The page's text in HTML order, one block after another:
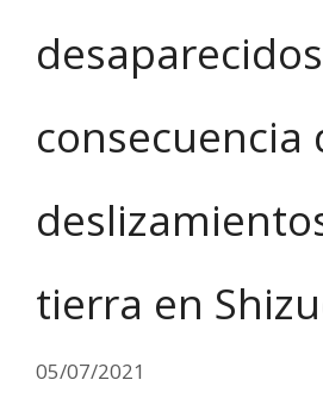
consecuencia
tierra en
05/07/2021